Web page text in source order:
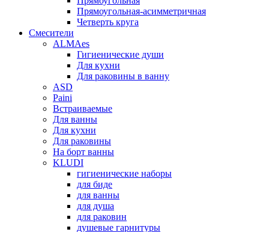
Прямоугольная-асимметричная
Четверть круга
Смесители
ALMAes
Гигиенические души
Для кухни
Для раковины в ванну
ASD
Paini
Встраиваемые
Для ванны
Для кухни
Для раковины
На борт ванны
KLUDI
гигиенические наборы
для биде
для ванны
для душа
для раковин
душевые гарнитуры